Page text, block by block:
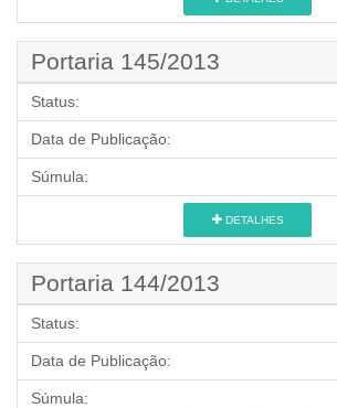
Portaria 145/2013
Status:
Data de Publicação:
Súmula:
DETALHES
Portaria 144/2013
Status:
Data de Publicação:
Súmula: